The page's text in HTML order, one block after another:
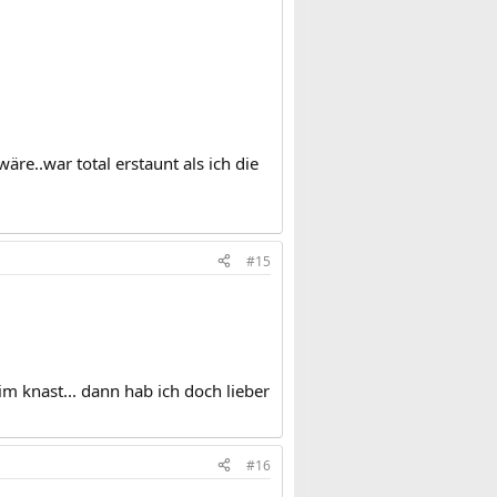
total erstaunt als ich die
#15
knast... dann hab ich doch lieber
#16